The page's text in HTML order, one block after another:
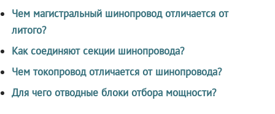
Чем магистральный шинопровод отличается от
литого?
Как соединяют секции шинопровода?
Чем токопровод отличается от шинопровода?
Для чего отводные блоки отбора мощности?